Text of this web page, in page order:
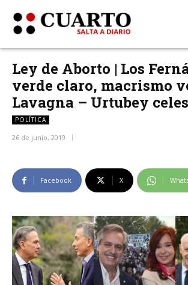
Ley de Aborto | Los
verde claro, macrismo
Lavagna – Urtubey
POLÍTICA
26 de junio, 2019
Facebook X